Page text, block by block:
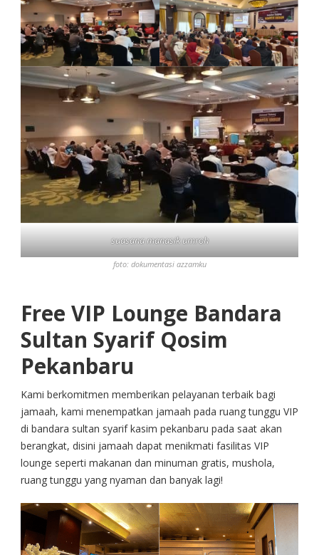
suasana manasik umroh
foto: dokumentasi azzamku
Free VIP Lounge Bandara
Sultan Syarif Qosim
Pekanbaru
Kami berkomitmen memberikan pelayanan terbaik bagi
jamaah, kami menempatkan jamaah pada ruang tunggu VIP
di bandara sultan syarif kasim pekanbaru pada saat akan
berangkat, disini jamaah dapat menikmati fasilitas VIP
lounge seperti makanan dan minuman gratis, mushola,
ruang tunggu yang nyaman dan banyak lagi!